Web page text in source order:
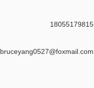
18055179815
bruceyang0527@foxmail.com